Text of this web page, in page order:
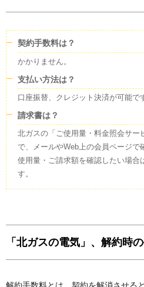
契約手数料は？
かかりません。
支払い方法は？
口座振替、クレジット決済が可能で
請求書は？
北ガスの「ご使用量・料金照会サー
で、メールやWeb上の会員ページで
使用量・ご請求額を確認したい場合
す。
「北ガスの電気」、解約時